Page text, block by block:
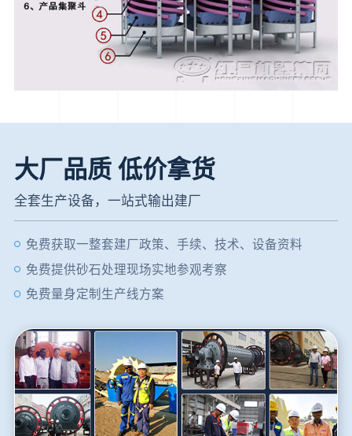
大厂品质 低价拿货
全套生产设备，一站式输出建厂
免费获取一整套建厂政策、手续、技术、设备资料
免费提供砂石处理现场实地参观考察
免费量身定制生产线方案